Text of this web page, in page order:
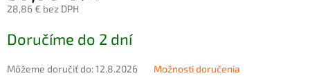
28,86 € bez DPH
cena:
Doručíme do 2 dní
Môžeme doručiť do:12.8.2026 Možnosti doručenia